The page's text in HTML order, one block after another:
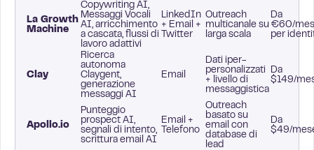
La Growth
Machine
Copywriting AI,
Messaggi Vocali
AI, arricchimento
a cascata, flussi di
lavoro adattivi
LinkedIn
+ Email +
Twitter
Outreach
multicanale su
larga scala
Da
€60/
per
Clay
Ricerca
autonoma
Claygent,
generazione
messaggi AI
Email
Dati iper-
personalizzati
+ livello di
messaggistica
Da
$149/
Apollo.io
Punteggio
prospect AI,
segnali di intento,
scrittura email AI
Email +
Telefono
Outreach
basato su
email con
database di
lead
Da
$49/